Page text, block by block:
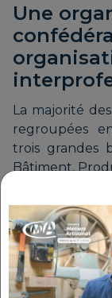
Une
La majorité
regroupées
trois grandes
Bâtiment,
Ces
de défendre
représentent.
Organisations
L’U2P